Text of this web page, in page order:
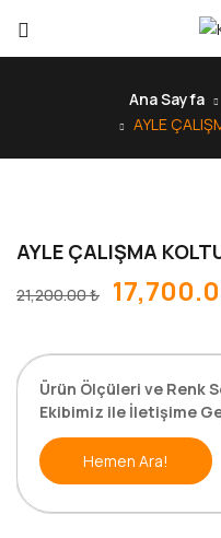
Ana Sayfa
AYLE
AYLE ÇALIŞMA
21,200.00₺
Ürün Ölçüleri ve Renk
Ekibimiz ile İletişime
Hemen Ara!